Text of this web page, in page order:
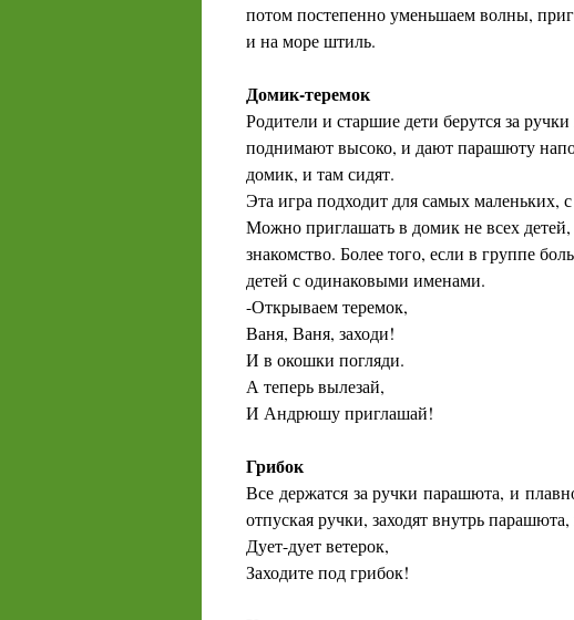
потом постепенно уменьшаем волны,
и на море штиль.
Домик-теремок
Родители и старшие дети берутся за
поднимают высоко, и дают парашюту
домик, и там сидят.
Эта игра подходит для самых маленьких,
Можно приглашать в домик не всех
знакомство. Более того, если в группе
детей с одинаковыми именами.
-Открываем теремок,
Ваня, Ваня, заходи!
И в окошки погляди.
А теперь вылезай,
И Андрюшу приглашай!
Грибок
Все держатся за ручки парашюта, и
отпуская ручки, заходят внутрь
Дует-дует ветерок,
Заходите под грибок!